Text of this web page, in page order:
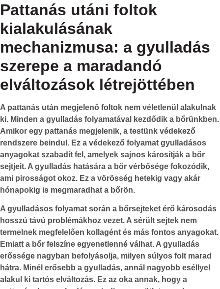
Pattanás utáni foltok
kialakulásának
mechanizmusa: a gyulladás
szerepe a maradandó
elváltozások létrejöttében
A pattanás után megjelenő foltok nem véletlenül alakulnak
ki. Minden a gyulladás folyamatával kezdődik a bőrünkben.
Amikor egy pattanás megjelenik, a testünk védekező
rendszere beindul. Ez a védekező folyamat gyulladásos
anyagokat szabadít fel, amelyek sajnos károsítják a bőr
sejtjeit. A gyulladás hatására a bőr vérbősége fokozódik,
ami pirosságot okoz. Ez a vörösség hetekig vagy akár
hónapokig is megmaradhat a bőrön.
A gyulladásos folyamat során a bőrsejteket érő károsodás
hosszú távú problémákhoz vezet. A sérült sejtek nem
termelnek megfelelően kollagént és más fontos anyagokat.
Emiatt a bőr felszíne egyenetlenné válhat. A gyulladás
erőssége nagyban befolyásolja, milyen súlyos folt marad
hátra. Minél erősebb a gyulladás, annál nagyobb eséllyel
alakul ki tartós elváltozás. Ez az oka annak, hogy a